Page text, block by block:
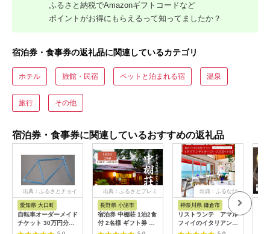
ふるさと納税でAmazonギフトコードなど
ポイントがお得にもらえるって知ってましたか？
宿泊券・食事券の返礼品に関連しているカテゴリ
ホテル 旅館・民宿 ペットと泊まれる宿 温泉
旅行 その他
宿泊券・食事券に関連しているおすすめの返礼品
出典：ふるさとチョイ
愛知県 大口町
自転車オーダーメイド
チケット 30万円分
【1360365】
出典：ふるさとプレミ
長野県 小諸市
宿泊券 中棚荘 1泊2食
付 2名様 ギフト券 チ
ケット 券 宿泊 旅行
出典：ふるなび
神奈川県 鎌倉市
リストランテ アマル
フィイのイタリアンデ
ィナーコースA ペア